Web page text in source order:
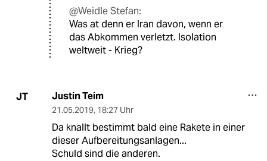
@Weidle Stefan:
Was at denn er Iran davon, wenn er
das Abkommen verletzt. Isolation
weltweit - Krieg?
JT Justin Teim
21.05.2019, 18:27 Uhr
Da knallt bestimmt bald eine Rakete in einer
dieser Aufbereitungsanlagen...
Schuld sind die anderen.